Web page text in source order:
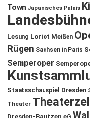
Town Japanisches Palais
Lesung Loriot Meißen
Rügen Sachsen in Paris
Semperoper
Staatsschauspiel Dresden
Theater
Dresden-Bautzen eG